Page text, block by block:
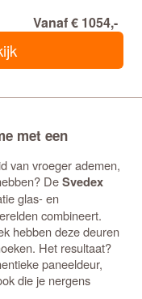
Vanaf € 1054,-
met een
van vroeger ademen,
DeSvedex
glas- en
combineert.
hebben deze deuren
Het resultaat?
paneeldeur,
die je nergens